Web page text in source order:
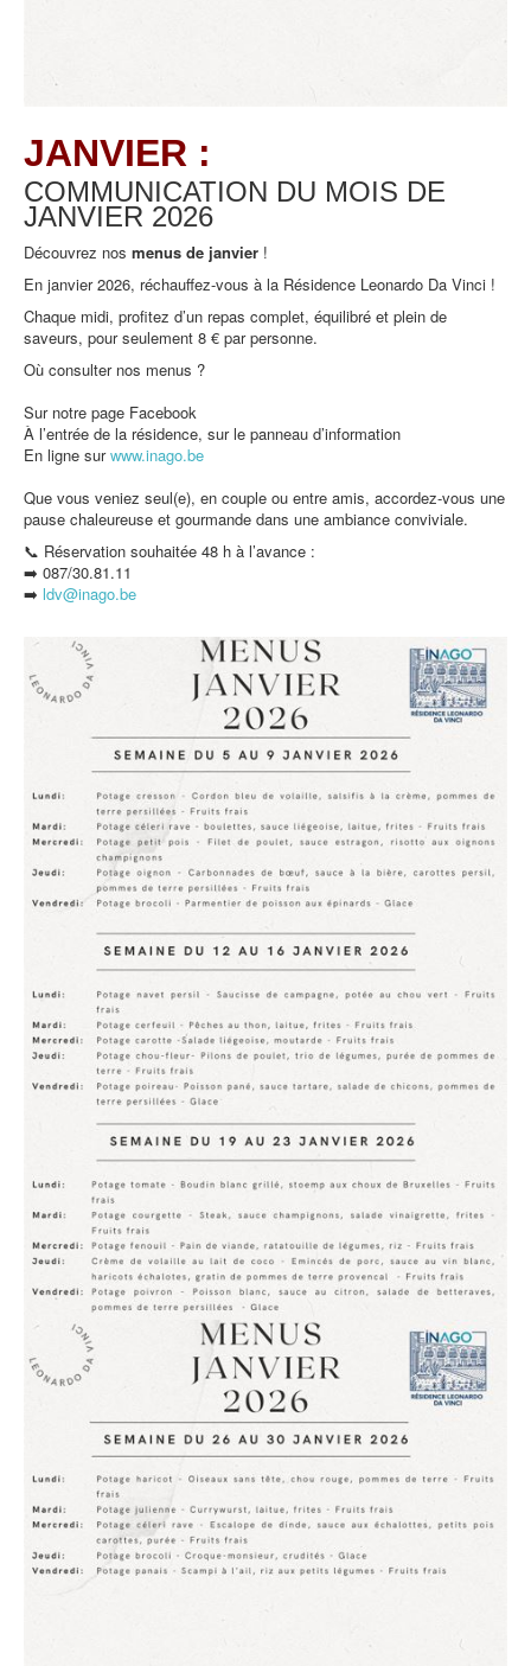
JANVIER :
COMMUNICATION DU MOIS DE
JANVIER 2026
Découvrez nos menus de janvier !
En janvier 2026, réchauffez-vous à la Résidence Leonardo Da Vinci !
Chaque midi, profitez d’un repas complet, équilibré et plein de
saveurs, pour seulement 8 € par personne.
Où consulter nos menus ?
Sur notre page Facebook
À l’entrée de la résidence, sur le panneau d’information
En ligne surwww.inago.be
Que vous veniez seul(e), en couple ou entre amis, accordez-vous une
pause chaleureuse et gourmande dans une ambiance conviviale.
📞 Réservation souhaitée 48 h à l’avance :
➡️ 087/30.81.11
➡️ ldv@inago.be